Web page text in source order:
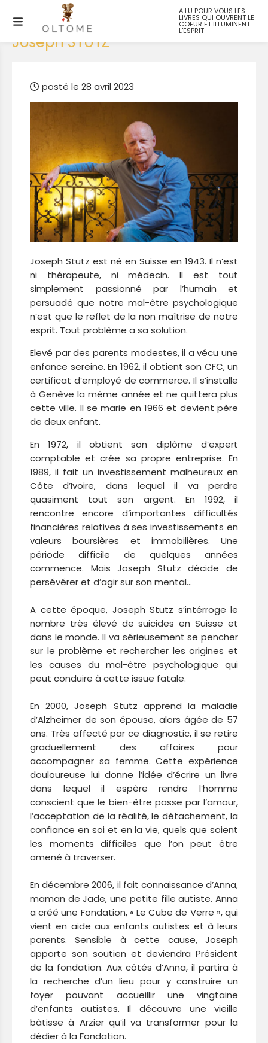
A LU POUR VOUS LES
LIVRES QUI OUVRENT LE
COEUR ET ILLUMINENT
L'ESPRIT
Retour
Joseph STUTZ
posté le 28 avril 2023
Joseph Stutz est né en Suisse en 1943. Il n’est
ni thérapeute, ni médecin. Il est tout
simplement passionné par l’humain et
persuadé que notre mal-être psychologique
n’est que le reflet de la non maîtrise de notre
esprit. Tout problème a sa solution.
Elevé par des parents modestes, il a vécu une
enfance sereine. En 1962, il obtient son CFC, un
certificat d’employé de commerce. Il s’installe
à Genève la même année et ne quittera plus
cette ville. Il se marie en 1966 et devient père
de deux enfant.
En 1972, il obtient son diplôme d’expert
comptable et crée sa propre entreprise. En
1989, il fait un investissement malheureux en
Côte d’Ivoire, dans lequel il va perdre
quasiment tout son argent. En 1992, il
rencontre encore d’importantes difficultés
financières relatives à ses investissements en
valeurs boursières et immobilières. Une
période difficile de quelques années
commence. Mais Joseph Stutz décide de
persévérer et d’agir sur son mental…
A cette époque, Joseph Stutz s’intérroge le
nombre très élevé de suicides en Suisse et
dans le monde. Il va sérieusement se pencher
sur le problème et rechercher les origines et
les causes du mal-être psychologique qui
peut conduire à cette issue fatale.
En 2000, Joseph Stutz apprend la maladie
d’Alzheimer de son épouse, alors âgée de 57
ans. Très affecté par ce diagnostic, il se retire
graduellement des affaires pour
accompagner sa femme. Cette expérience
douloureuse lui donne l’idée d’écrire un livre
dans lequel il espère rendre l’homme
conscient que le bien-être passe par l’amour,
l’acceptation de la réalité, le détachement, la
confiance en soi et en la vie, quels que soient
les moments difficiles que l’on peut être
amené à traverser.
En décembre 2006, il fait connaissance d’Anna,
maman de Jade, une petite fille autiste. Anna
a créé une Fondation, « Le Cube de Verre », qui
vient en aide aux enfants autistes et à leurs
parents. Sensible à cette cause, Joseph
apporte son soutien et deviendra Président
de la fondation. Aux côtés d’Anna, il partira à
la recherche d’un lieu pour y construire un
foyer pouvant accueillir une vingtaine
d’enfants autistes. Il découvre une vieille
bâtisse à Arzier qu’il va transformer pour la
dédier à la Fondation.